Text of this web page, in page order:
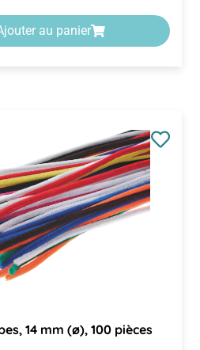
au panier
14 mm (ø), 100 pièces